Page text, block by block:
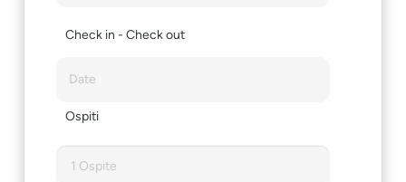
Check in - Check out
Ospiti
1 Ospite